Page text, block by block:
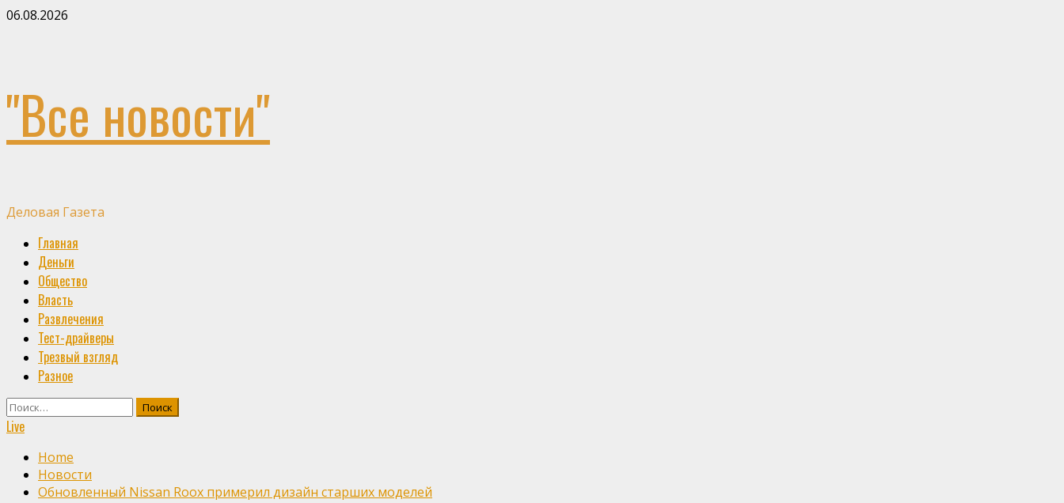
Skip
06.08.2026
"Все новости"
Деловая Газета
Primary
Menu
Главная
Деньги
Общество
Власть
Развлечения
Тест-драйверы
Трезвый взгляд
Разное
Найти:
Live
Home
Новости
Обновленный Nissan Roox примерил дизайн старших моделей